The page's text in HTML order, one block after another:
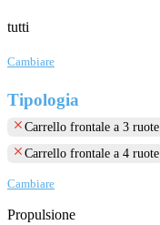
tutti
Cambiare
Tipologia
clear Carrello frontale a 3 ruote
clear Carrello frontale a 4 ruote
Cambiare
Propulsione